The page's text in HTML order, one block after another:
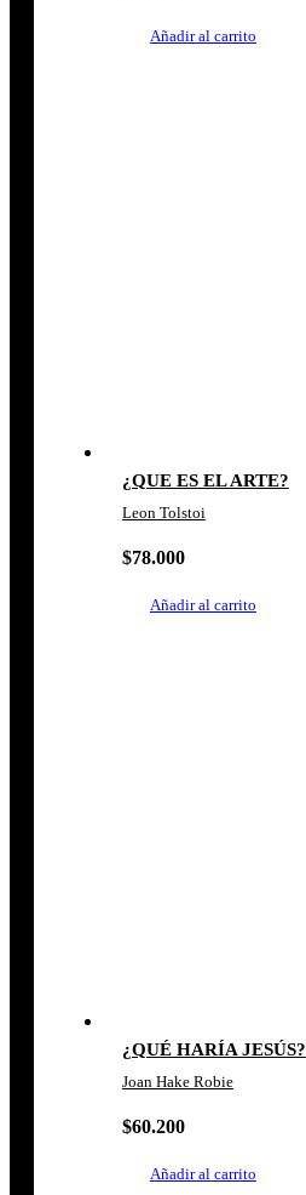
Añadir al carrito
¿QUE ES EL ARTE?
Leon Tolstoi
$78.000
Añadir al carrito
¿QUÉ HARÍA JESÚS?
Joan Hake Robie
$60.200
Añadir al carrito